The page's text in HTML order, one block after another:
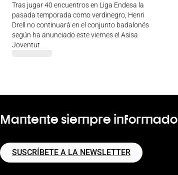
Tras jugar 40 encuentros en Liga Endesa la
pasada temporada como verdinegro, Henri
Drell no continuará en el conjunto badalonés
según ha anunciado este viernes el Asisa
Joventut
Mantente siempre informado
SUSCRÍBETE A LA NEWSLETTER